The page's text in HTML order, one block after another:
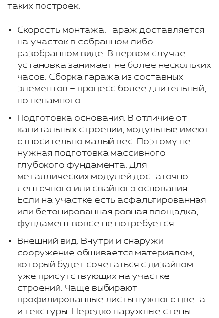
таких построек.
Скорость монтажа. Гараж доставляется
на участок в собранном либо
разобранном виде. В первом случае
установка занимает не более нескольких
часов. Сборка гаража из составных
элементов – процесс более длительный,
но ненамного.
Подготовка основания. В отличие от
капитальных строений, модульные имеют
относительно малый вес. Поэтому не
нужная подготовка массивного
глубокого фундамента. Для
металлических модулей достаточно
ленточного или свайного основания.
Если на участке есть асфальтированная
или бетонированная ровная площадка,
фундамент вовсе не потребуется.
Внешний вид. Внутри и снаружи
сооружение обшивается материалом,
который будет сочетаться с дизайном
уже присутствующих на участке
строений. Чаще выбирают
профилированные листы нужного цвета
и текстуры. Нередко наружные стены